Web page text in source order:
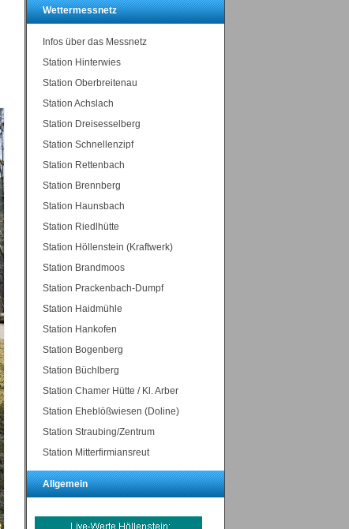
Wettermessnetz
Infos über das Messnetz
Station Hinterwies
Station Oberbreitenau
Station Achslach
Station Dreisesselberg
Station Schnellenzipf
Station Rettenbach
Station Brennberg
Station Haunsbach
Station Riedlhütte
Station Höllenstein (Kraftwerk)
Station Brandmoos
Station Prackenbach-Dumpf
Station Haidmühle
Station Hankofen
Station Bogenberg
Station Büchlberg
Station Chamer Hütte / Kl. Arber
Station Eheblößwiesen (Doline)
Station Straubing/Zentrum
Station Mitterfirmiansreut
Allgemein